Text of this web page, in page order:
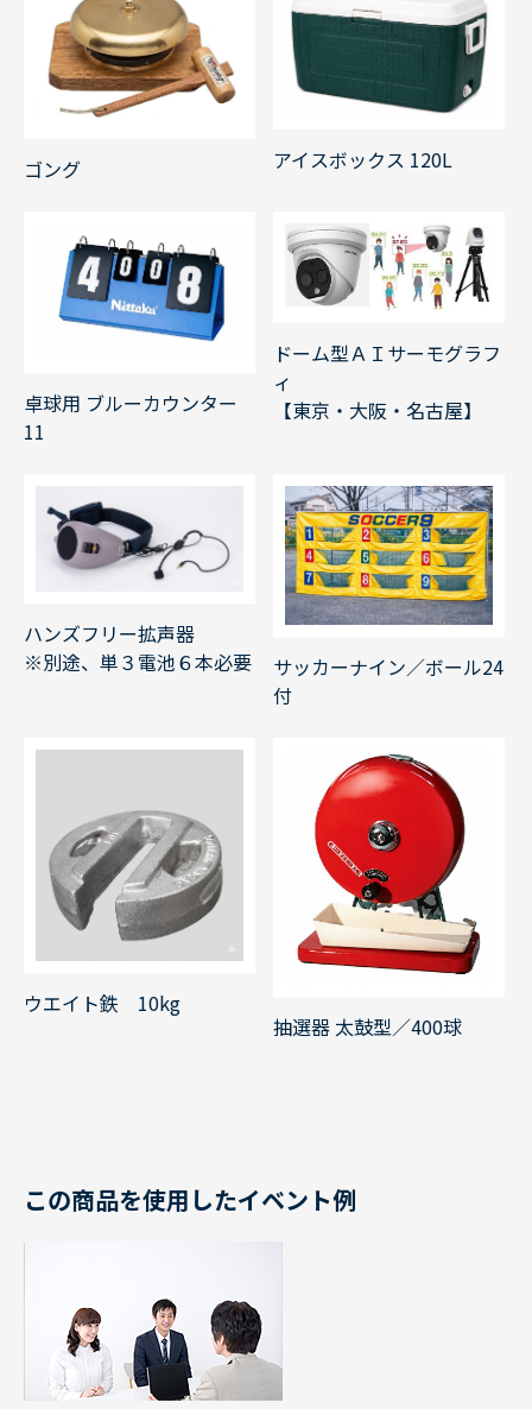
ゴング アイスボックス 120L
卓球用 ブルーカウンター
11
ドーム型ＡＩサーモグラフ
ィ
【東京・大阪・名古屋】
ハンズフリー拡声器
※別途、単３電池６本必要
サッカーナイン／ボール24
付
ウエイト鉄 10kg
抽選器 太鼓型／400球
この商品を使用したイベント例